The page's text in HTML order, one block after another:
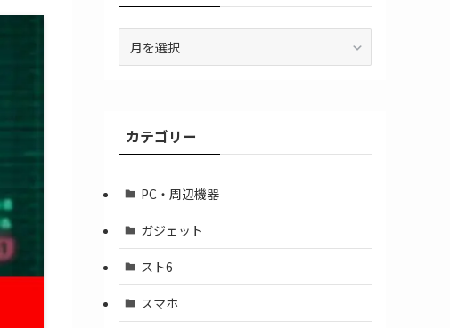
イ
ブ
カテゴリー
PC・周辺機器
ガジェット
スト6
スマホ